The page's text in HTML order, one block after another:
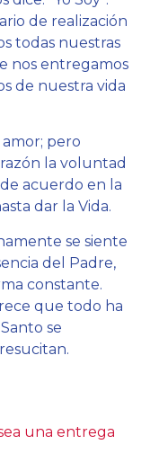
de realización
todas nuestras
nos entregamos
de nuestra vida
pero
la voluntad
acuerdo en la
dar la Vida.
se siente
del Padre,
constante.
que todo ha
se
una entrega